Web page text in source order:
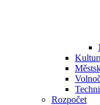
Rozpočet